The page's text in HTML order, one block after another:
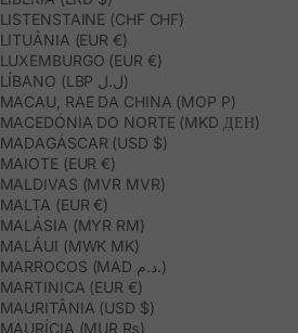
LISTENSTAINE (CHF CHF)
LITUÂNIA (EUR €)
LUXEMBURGO (EUR €)
LÍBANO (LBP ل.ل)
MACAU, RAE DA CHINA (MOP P)
MACEDÓNIA DO NORTE (MKD ДЕН)
MADAGÁSCAR (USD $)
MAIOTE (EUR €)
MALDIVAS (MVR MVR)
MALTA (EUR €)
MALÁSIA (MYR RM)
MALÁUI (MWK MK)
MARROCOS (MAD د.م.)
MARTINICA (EUR €)
MAURITÂNIA (USD $)
MAURÍCIA (MUR ₨)